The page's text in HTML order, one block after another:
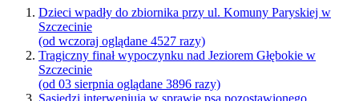
Dzieci wpadły do zbiornika przy ul. Komuny Paryskiej w
Szczecinie
(od wczoraj oglądane 4527 razy)
Tragiczny finał wypoczynku nad Jeziorem Głębokie w
Szczecinie
(od 03 sierpnia oglądane 3896 razy)
Sąsiedzi interweniują w sprawie psa pozostawionego